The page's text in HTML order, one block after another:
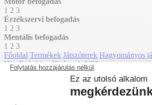
1 2 3
Érzékszervi befogadás
1 2 3
Mentális befogadás
1 2 3
Főoldal Termékek Játszóterek Hagyományos
Hinták és hintaállványok J439
J438